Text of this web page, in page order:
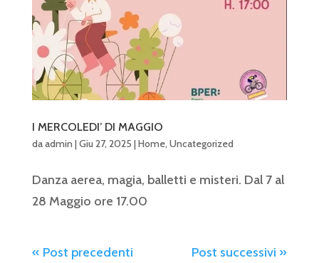
I MERCOLEDI’ DI MAGGIO
daadmin |Giu 27, 2025 |Home,Uncategorized
Danza aerea, magia, balletti e misteri. Dal 7 al
28 Maggio ore 17.00
« Post precedenti Post successivi »